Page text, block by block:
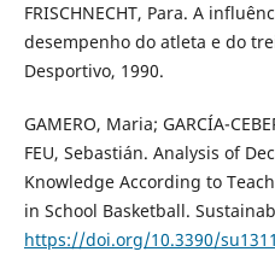
FRISCHNECHT, Para. A
desempenho do atleta e do
Desportivo, 1990.
GAMERO, Maria; GARCÍA-
FEU, Sebastián. Analysis of
Knowledge According to
in School Basketball.
https://doi.org/10.3390/